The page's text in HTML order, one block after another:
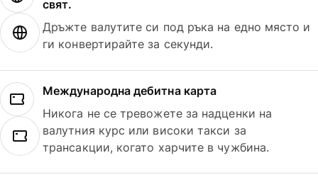
свят.
Дръжте валутите си под ръка на едно място и
ги конвертирайте за секунди.
Международна дебитна карта
Никога не се тревожете за надценки на
валутния курс или високи такси за
трансакции, когато харчите в чужбина.